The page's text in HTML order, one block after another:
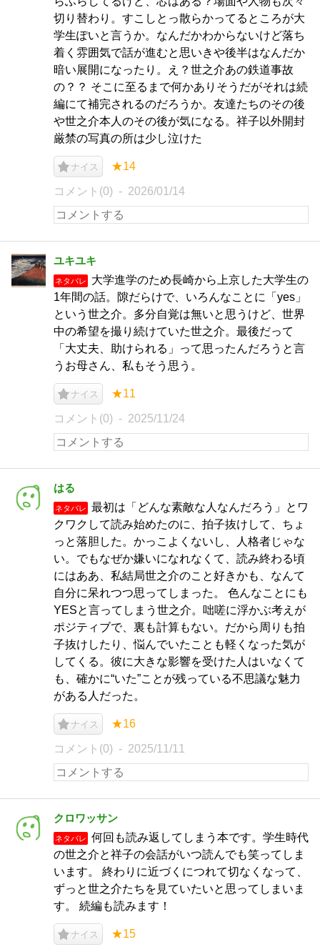
切り替わり。すこしとっ散らかってるところが大
学生ぽいと言うか。なんだかわからないけど落ち
着く雰囲気で話が進むと思いきや後半はなんだか
暗い展開になったり。え？世之介あの鉄道事故
の？？ そこに至るまで何かありそうだがそれは続
編にて補完されるのだろうか。友達たちのその後
や世之介本人のその後が気になる。祥子以外開封
厳禁の写真の所は少し泣けた
ナイス ★14
コメント(0) 2026/01/14
ユキユキ
ネタバレ
大学進学のため長崎から上京した大学生の
1年間の話。隙だらけで、いろんなことに「yes」
という世之介。多分自覚は無いと思うけど、世界
中の希望を撮り続けていた世之介。最後だって
「大丈夫、助けられる」って思ったんだろうと言
うお母さん、私もそう思う。
ナイス ★11
コメント(0) 2025/11/24
はる
ネタバレ
最初は「どんな素敵な人なんだろう」とワ
クワクして読み始めたのに、拍子抜けして、ちょ
っと落胆した。かっこよくないし、人格者じゃな
い。でもなぜか嫌いになれなくて、読み終わる頃
にはああ、私結局世之介のこと好きかも、なんて
自分に呆れつつ思ってしまった。 色んなことにも
YESと言ってしまう世之介。咄嗟に浮かぶ考えが
ポジティブで、裏も計算もない。だから周りも拍
子抜けしたり、悩んでいたことも軽くなった気が
してくる。彼に大きな影響を受けた人はいなくて
も、確かに“いた”ことが残っている不思議な魅力
がある人だった。
ナイス ★16
コメント(0) 2025/11/11
クロワッサン
ネタバレ
何回も読み返してしまう本です。学生時代
の世之介と祥子の会話がいつ読んでも笑ってしま
います。 終わりに近づくにつれて切なくなって、
ずっと世之介たちを見ていたいと思ってしまいま
す。 続編も読みます！
ナイス ★15